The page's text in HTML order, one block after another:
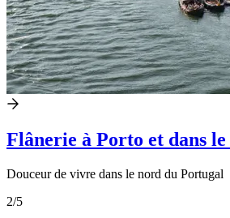
Flânerie à Porto et dans
Douceur de vivre dans le nord du Portugal
2/5